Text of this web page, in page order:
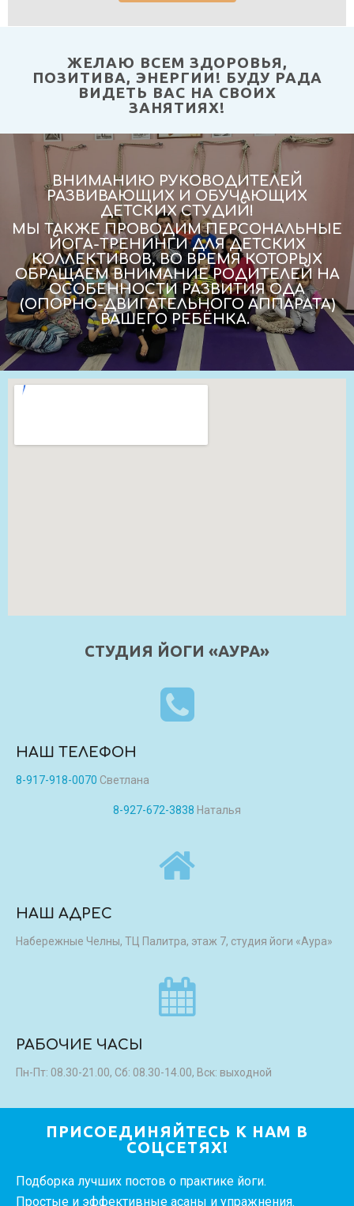
ЖЕЛАЮ ВСЕМ ЗДОРОВЬЯ,
ПОЗИТИВА, ЭНЕРГИИ! БУДУ РАДА
ВИДЕТЬ ВАС НА СВОИХ
ЗАНЯТИЯХ!
ВНИМАНИЮ РУКОВОДИТЕЛЕЙ
РАЗВИВАЮЩИХ И ОБУЧАЮЩИХ
ДЕТСКИХ СТУДИЙ!
МЫ ТАКЖЕ ПРОВОДИМ ПЕРСОНАЛЬНЫЕ
ЙОГА-ТРЕНИНГИ ДЛЯ ДЕТСКИХ
КОЛЛЕКТИВОВ, ВО ВРЕМЯ КОТОРЫХ
ОБРАЩАЕМ ВНИМАНИЕ РОДИТЕЛЕЙ НА
ОСОБЕННОСТИ РАЗВИТИЯ ОДА
(ОПОРНО-ДВИГАТЕЛЬНОГО АППАРАТА)
ВАШЕГО РЕБЁНКА.
СТУДИЯ ЙОГИ «АУРА»
НАШ ТЕЛЕФОН
8-917-918-0070 Светлана
8-927-672-3838 Наталья
НАШ АДРЕС
Набережные Челны, ТЦ Палитра, этаж 7, студия йоги «Аура»
РАБОЧИЕ ЧАСЫ
Пн-Пт: 08.30-21.00, Сб: 08.30-14.00, Вск: выходной
ПРИСОЕДИНЯЙТЕСЬ К НАМ В
СОЦСЕТЯХ!
Подборка лучших постов о практике йоги.
Простые и эффективные асаны и упражнения.